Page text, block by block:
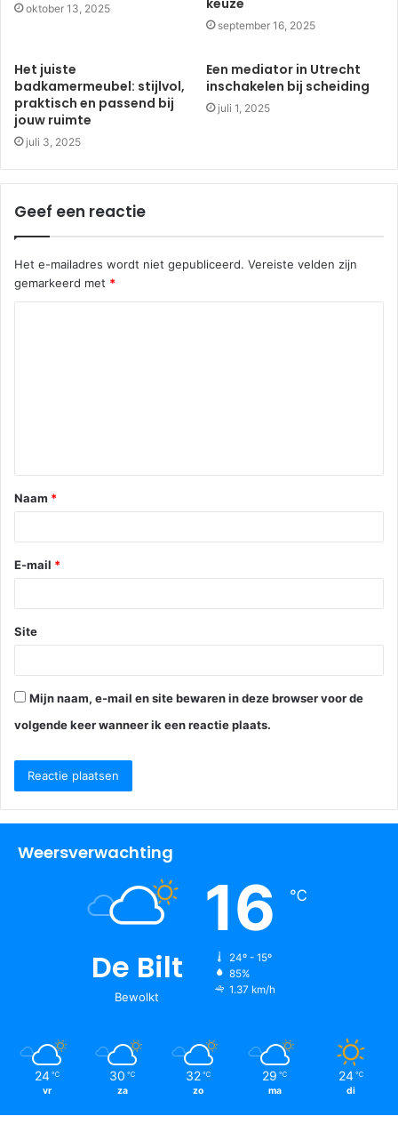
oktober 13, 2025
september 16, 2025
Het juiste
badkamermeubel: stijlvol,
praktisch en passend bij
jouw ruimte
juli 3, 2025
Een mediator in Utrecht
inschakelen bij scheiding
juli 1, 2025
Geef een reactie
Het e-mailadres wordt niet gepubliceerd. Vereiste velden zijn
gemarkeerd met *
e
*
Naam *
E-mail *
Site
Mijn naam, e-mail en site bewaren in deze browser voor de
volgende keer wanneer ik een reactie plaats.
Weersverwachting
De Bilt
Bewolkt
16 ℃
24º - 15º
85%
1.37 km/h
24 ℃
vr
30 ℃
za
32 ℃
zo
29 ℃
ma
24 ℃
di